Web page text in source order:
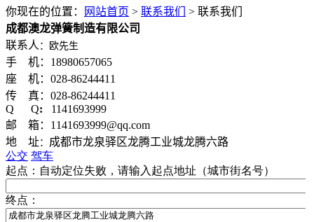
你现在的位置： 网站首页 > 联系我们 > 联系我们
成都澳龙弹簧制造有限公司
联系人 ：欧先生
手 机：18980657065
座 机：028-86244411
传 真：028-86244411
Q Q: 1141693999
邮 箱：1141693999@qq.com
地 址： 成都市龙泉驿区龙腾工业城龙腾六路